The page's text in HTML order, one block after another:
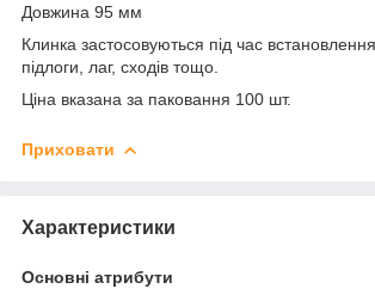
Довжина 95 мм
Клинка застосовуються під час
підлоги, лаг, сходів тощо.
Ціна вказана за паковання 100 шт.
Приховати
Характеристики
Основні атрибути